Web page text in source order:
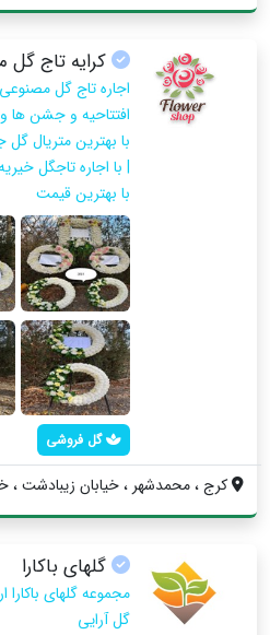
کرایه تاج
اجاره تاج گل
افتتاحیه و جشن ها
با بهترین متریال
| با اجاره تاجگل
با بهترین قیمت
گل فروشی
کرج ، محمدشهر ، خیابان زیبادشت ،
گلهای باکارا
مجموعه گلهای
گل آرایی